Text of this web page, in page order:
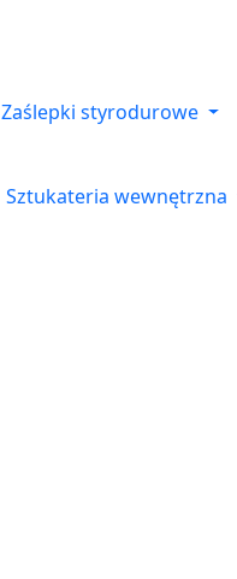
Zaślepki styrodurowe
Sztukateria wewnętrzna